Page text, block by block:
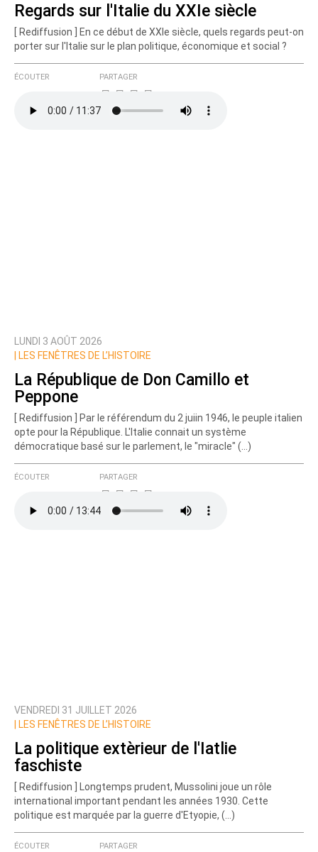
Regards sur l'Italie du XXIe siècle
[ Rediffusion ] En ce début de XXIe siècle, quels regards peut-on
porter sur l'Italie sur le plan politique, économique et social ?
ÉCOUTER PARTAGER
LUNDI 3 AOÛT 2026
LES FENÊTRES DE L’HISTOIRE
La République de Don Camillo et
Peppone
[ Rediffusion ] Par le référendum du 2 juiin 1946, le peuple italien
opte pour la République. L'Italie connait un système
démocratique basé sur le parlement, le "miracle" (…)
ÉCOUTER PARTAGER
VENDREDI 31 JUILLET 2026
LES FENÊTRES DE L’HISTOIRE
La politique extèrieur de l'Iatlie
faschiste
[ Rediffusion ] Longtemps prudent, Mussolini joue un rôle
international important pendant les années 1930. Cette
politique est marquée par la guerre d'Etyopie, (…)
ÉCOUTER PARTAGER